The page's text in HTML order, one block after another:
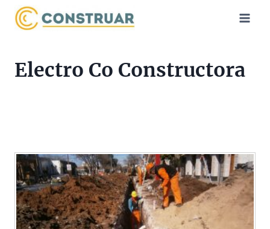
Saltar
Electro Co Constructora